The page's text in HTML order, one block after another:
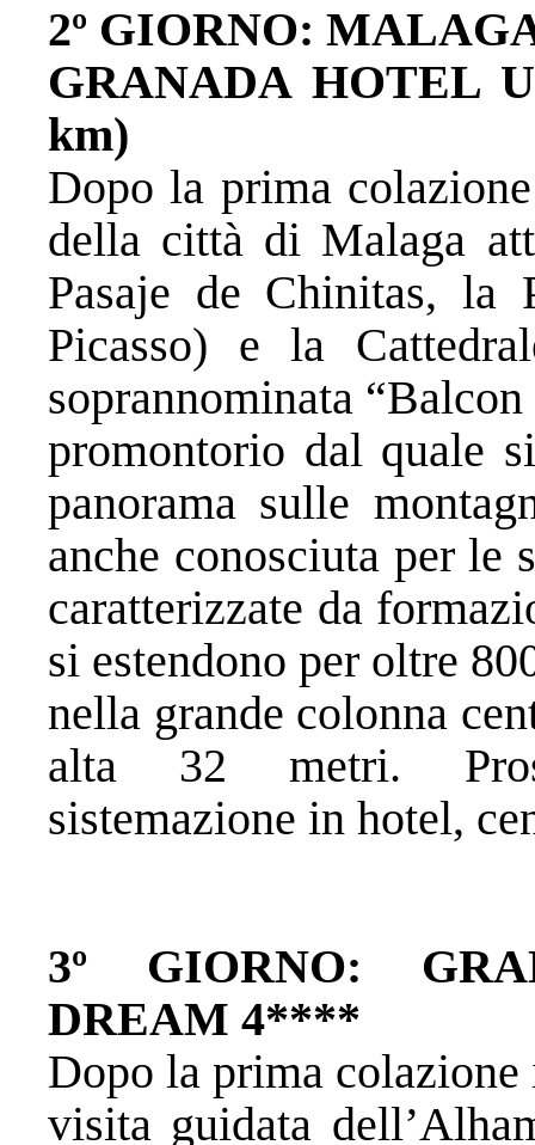
2º GIORNO:
GRANADA HOTEL
km)
Dopo la prima
della città di Malaga
Pasaje de Chinitas, la
Picasso) e la
soprannominata
promontorio dal quale
panorama sulle
anche conosciuta per le
caratterizzate da
si estendono per oltre
nella grande colonna
alta 32 metri.
sistemazione in hotel,
3º GIORNO:
DREAM 4****
Dopo la prima
visita guidata